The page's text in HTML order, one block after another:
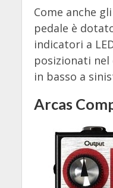
Come anche
pedale è
indicatori a
posizionati
in basso a
Arcas